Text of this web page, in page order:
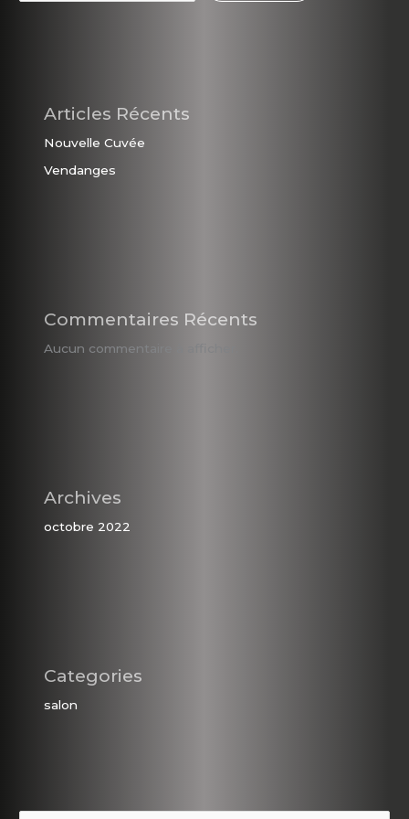
Articles Récents
Nouvelle Cuvée
Vendanges
Commentaires Récents
Aucun commentaire à afficher.
Archives
octobre 2022
Categories
salon